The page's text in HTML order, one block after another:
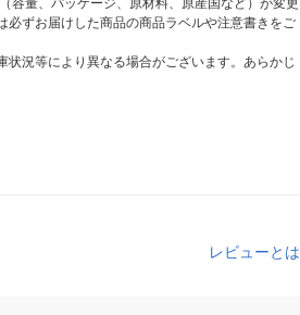
容量、パッケージ、原材料、原産国など）が変更
ずお届けした商品の商品ラベルや注意書きをご
況等により異なる場合がございます。あらかじ
レビューとは